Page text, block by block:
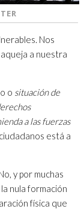
Nos
a nuestra
o situación de
a las fuerzas
está a
y por muchas
nula formación
física que